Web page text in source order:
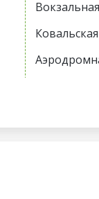
Вокзальная